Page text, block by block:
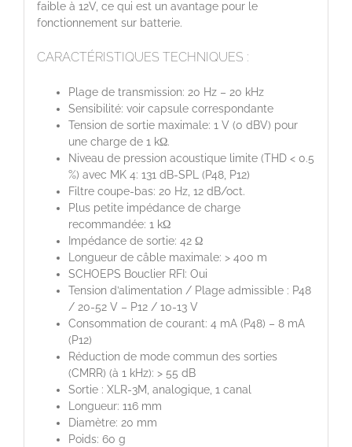
faible à 12V, ce qui est un avantage pour le
fonctionnement sur batterie.
CARACTÉRISTIQUES TECHNIQUES :
Plage de transmission: 20 Hz – 20 kHz
Sensibilité: voir capsule correspondante
Tension de sortie maximale: 1 V (0 dBV) pour
une charge de 1 kΩ.
Niveau de pression acoustique limite (THD < 0.5
%) avec MK 4: 131 dB-SPL (P48, P12)
Filtre coupe-bas: 20 Hz, 12 dB/oct.
Plus petite impédance de charge
recommandée: 1 kΩ
Impédance de sortie: 42 Ω
Longueur de câble maximale: > 400 m
SCHOEPS Bouclier RFI: Oui
Tension d’alimentation / Plage admissible : P48
/ 20-52 V – P12 / 10-13 V
Consommation de courant: 4 mA (P48) – 8 mA
(P12)
Réduction de mode commun des sorties
(CMRR) (à 1 kHz): > 55 dB
Sortie : XLR-3M, analogique, 1 canal
Longueur: 116 mm
Diamètre: 20 mm
Poids: 60 g